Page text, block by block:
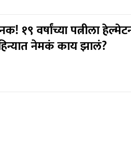
१९ वर्षांच्या पत्नीला
नेमकं काय झालं?